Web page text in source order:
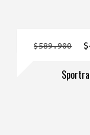
$589.900
El$